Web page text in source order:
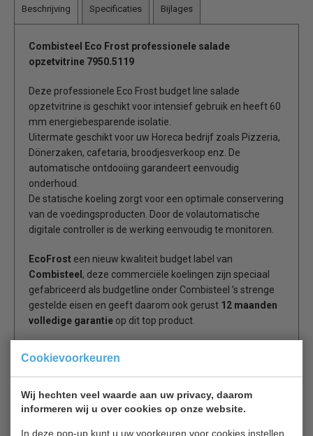
Cookievoorkeuren
Wij hechten veel waarde aan uw privacy, daarom
informeren wij u over cookies op onze website.
In deze pop-up kunt u uw voorkeuren voor cookies instellen.
Beschrijving Specificaties Bijlages
Combisteel Eco Frost professionele salade
opzetvitrine 7950.5119
Deze professionele Eco Frost budget line salade
opzetvitrine is geschikt voor intensief gebruik en heeft 60
mm energiebesparende isolatie.
Uitermate geschikt voor uw Horeca bedrijf zoals Pizzeria,
Dönerzaken, cafetaria, broodjesverkoop enz. De
automatische ontdooiing garandeert eenvoudig
onderhoud.
De statische koeling zorgt voor een optimale conservering
van de voedingsproducten. Door de volautomatische
digitale controller is de werking eenvoudig te monitoren.
EcoFrost een nieuw kwaliteit budget label van
Combisteel , deze commerciële koelingen zijn speciaal
gefabriceerd als budgetline onder Combisteel ’s strenge
gestelde eisen en geeft daarom ook gerust 12 maanden
volledige garantie op dit top product.
Statische koeling
Exclusiefbakken + deksels (optie)